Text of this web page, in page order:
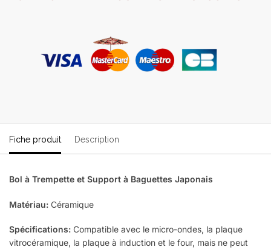
Fiche produit Description
Bol à Trempette et Support à Baguettes Japonais
Matériau: Céramique
Spécifications: Compatible avec le micro-ondes, la plaque
vitrocéramique, la plaque à induction et le four, mais ne peut